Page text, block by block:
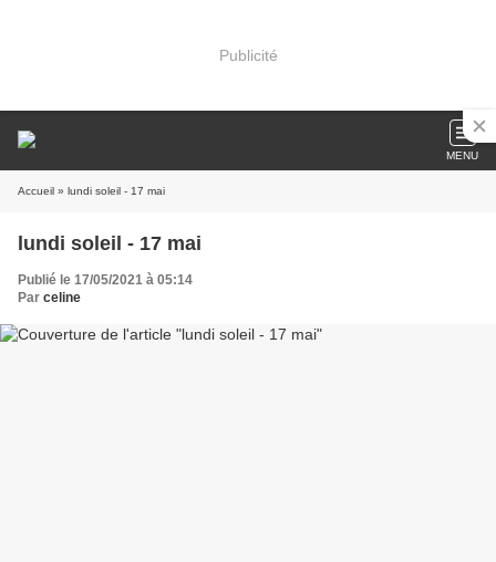
Publicité
MENU
Accueil » lundi soleil - 17 mai
lundi soleil - 17 mai
Publié le 17/05/2021 à 05:14
Par celine